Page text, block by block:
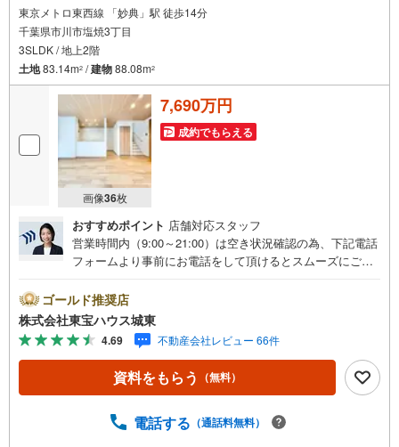
東京メトロ東西線 「妙典」駅 徒歩14分
千葉県市川市塩焼3丁目
3SLDK / 地上2階
土地83.14m2 /建物88.08m2
画像36枚
7,690万円
成約でもらえる
おすすめポイント 店舗対応スタッフ
営業時間内（9:00～21:00）は空き状況確認の為、下記電話
フォームより事前にお電話をして頂けるとスムーズにご案
カレンダーの作成▽ご購入後もお客様の人生のパートナー
として暮らしの「安心」を守り続けます。【Yahoo！ 不動
産キャンペーン対象店舗】当店で物件を成約するとPayPay
ボーナスライトがもらえる「Yahoo！ 不動産 物件ご成約キ
ャンペーン」の対象になります。「資料をもらう」「見学
予約をする」ボタンからお問い合わせください。※必ずYah
スライトは出金と譲渡はできません。ご案内・詳細な資料
ゴールド推奨店
株式会社東宝ハウス城東
4.69 不動産会社レビュー 66件
資料をもらう （無料）
電話する （通話料無料）